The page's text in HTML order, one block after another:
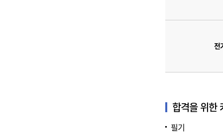
전
합격을 위한
필기